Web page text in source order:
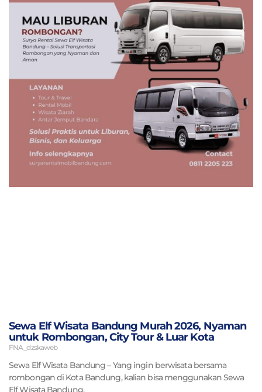
Sewa Elf Wisata Bandung Murah 2026, Nyaman
untuk Rombongan, City Tour & Luar Kota
FNA_dzskaweb
Sewa Elf Wisata Bandung – Yang ingin berwisata bersama
rombongan di Kota Bandung, kalian bisa menggunakan Sewa
Elf Wisata Bandung.